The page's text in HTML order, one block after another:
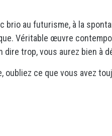
brio au futurisme, à la
Véritable œuvre
dire trop, vous aurez bien à
oubliez ce que vous avez